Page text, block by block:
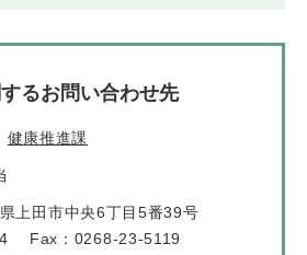
るお問い合わせ先
健康推進課
上田市中央6丁目5番39号
Fax：0268-23-5119